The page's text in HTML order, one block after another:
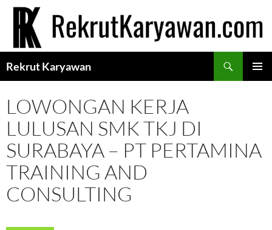
Langsung
Rekrut Karyawan
LOWONGAN KERJA
LULUSAN SMK TKJ DI
SURABAYA – PT PERTAMINA
TRAINING AND
CONSULTING